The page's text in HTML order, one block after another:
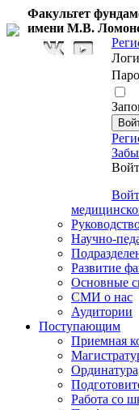
Факультет
имени М.В.
Научно-
Развитие
Основные
СМИ о нас
Аудитории
Поступающим
Приемная
Работа со